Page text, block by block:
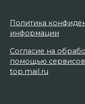
Политика
информации
Согласие на
помощью сервисов
top.mail.ru